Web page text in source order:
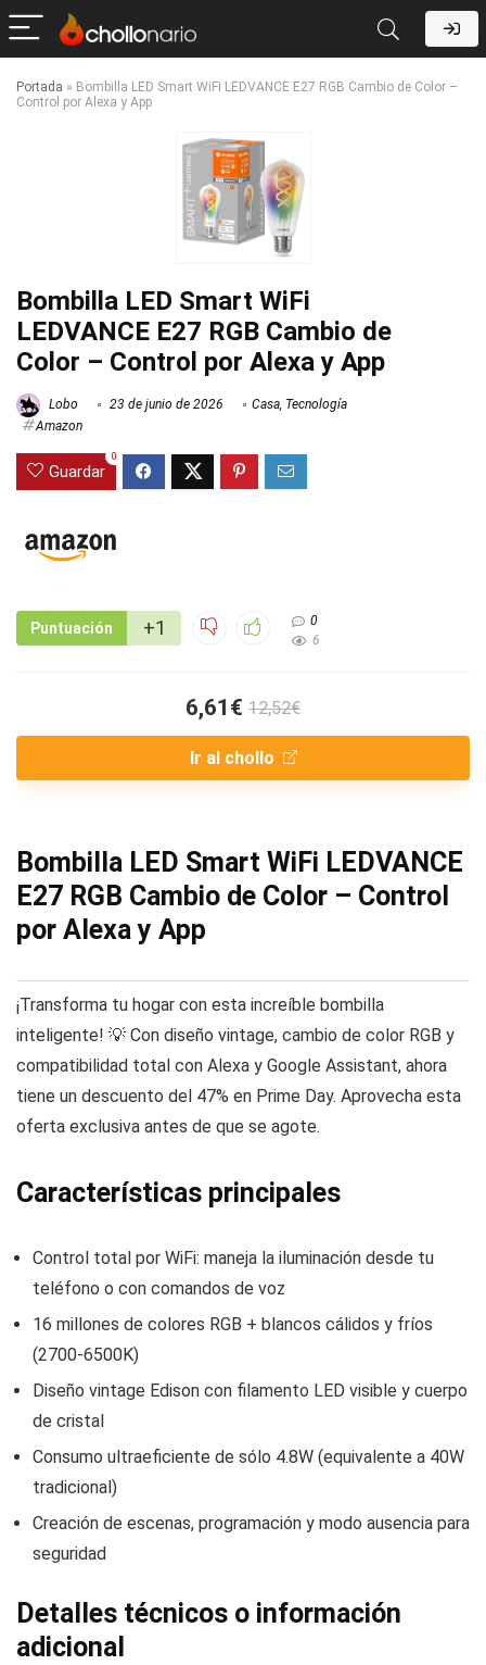
Portada » Bombilla LED Smart WiFi LEDVANCE E27 RGB Cambio de Color –
Control por Alexa y App
Bombilla LED Smart WiFi
LEDVANCE E27 RGB Cambio de
Color – Control por Alexa y App
Lobo 23 de junio de 2026 Casa, Tecnología
Amazon
Guardar
0
Puntuación +1
0
6
6,61€ 12,52€
Ir al chollo
Bombilla LED Smart WiFi LEDVANCE
E27 RGB Cambio de Color – Control
por Alexa y App
¡Transforma tu hogar con esta increíble bombilla
inteligente! 💡 Con diseño vintage, cambio de color RGB y
compatibilidad total con Alexa y Google Assistant, ahora
tiene un descuento del 47% en Prime Day. Aprovecha esta
oferta exclusiva antes de que se agote.
Características principales
Control total por WiFi: maneja la iluminación desde tu
teléfono o con comandos de voz
16 millones de colores RGB + blancos cálidos y fríos
(2700-6500K)
Diseño vintage Edison con filamento LED visible y cuerpo
de cristal
Consumo ultraeficiente de sólo 4.8W (equivalente a 40W
tradicional)
Creación de escenas, programación y modo ausencia para
seguridad
Detalles técnicos o información
adicional